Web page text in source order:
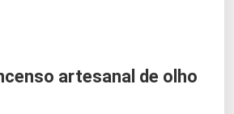
artesanal de olho